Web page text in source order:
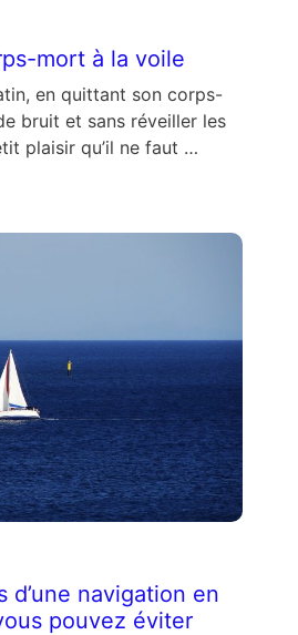
mort à la voile
en quittant son corps-
bruit et sans réveiller les
plaisir qu’il ne faut …
d’une navigation en
pouvez éviter